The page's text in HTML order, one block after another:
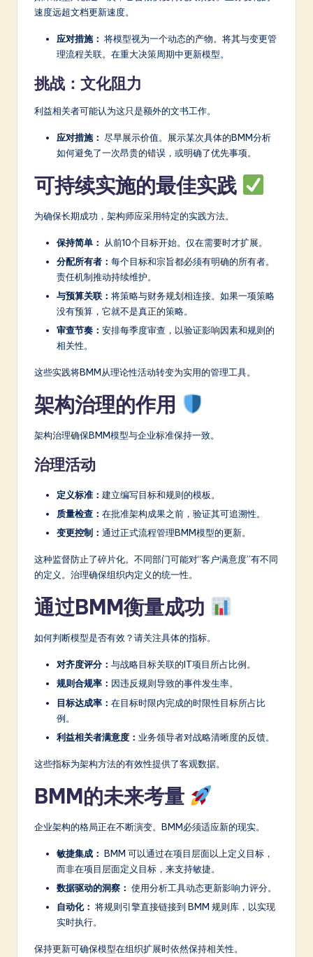
速度远超文档更新速度。
应对措施： 将模型视为一个动态的产物。将其与变更管
理流程关联。在重大决策周期中更新模型。
挑战：文化阻力
利益相关者可能认为这只是额外的文书工作。
应对措施： 尽早展示价值。展示某次具体的BMM分析
如何避免了一次昂贵的错误，或明确了优先事项。
可持续实施的最佳实践
为确保长期成功，架构师应采用特定的实践方法。
保持简单：
从前10个目标开始。仅在需要时才扩展。
分配所有者： 每个目标和宗旨都必须有明确的所有者。
责任机制推动持续维护。
与预算关联： 将策略与财务规划相连接。如果一项策略
没有预算，它就不是真正的策略。
审查节奏： 安排每季度审查，以验证影响因素和规则的
相关性。
这些实践将BMM从理论性活动转变为实用的管理工具。
架构治理的作用
架构治理确保BMM模型与企业标准保持一致。
治理活动
定义标准： 建立编写目标和规则的模板。
质量检查： 在批准架构成果之前，验证其可追溯性。
变更控制： 通过正式流程管理BMM模型的更新。
这种监督防止了碎片化。不同部门可能对“客户满意度”有不同
的定义。治理确保组织内定义的统一性。
通过BMM衡量成功
如何判断模型是否有效？请关注具体的指标。
对齐度评分： 与战略目标关联的IT项目所占比例。
规则合规率： 因违反规则导致的事件发生率。
目标达成率： 在目标时限内完成的时限性目标所占比
例。
利益相关者满意度： 业务领导者对战略清晰度的反馈。
这些指标为架构方法的有效性提供了客观数据。
BMM的未来考量
企业架构的格局正在不断演变。BMM必须适应新的现实。
敏捷集成： BMM 可以通过在项目层面以上定义目标，
而非在项目层面定义目标，来支持敏捷。
数据驱动的洞察： 使用分析工具动态更新影响力评分。
自动化： 将规则引擎直接链接到 BMM 规则库，以实现
实时执行。
保持更新可确保模型在组织扩展时依然保持相关性。